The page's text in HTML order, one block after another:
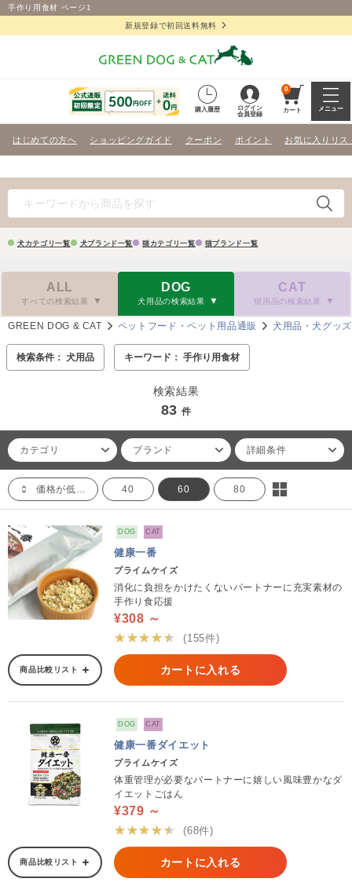
手作り用食材 ページ1
新規登録で初回送料無料
購入履歴
ログイン
会員登録
0
カート メニュー
はじめての方へ ショッピングガイド クーポン ポイント お気に入りリス
犬カテゴリ一覧 犬ブランド一覧 猫カテゴリ一覧 猫ブランド一覧
ALL
すべての検索結果
DOG
犬用品の検索結果
CAT
猫用品の検索結果
GREEN DOG & CAT ペットフード・ペット用品通販 犬用品・犬グッズ
検索条件： 犬用品 キーワード： 手作り用食材
検索結果
83 件
カテゴリ ブランド 詳細条件
価格が低い順 40 60 80
DOG CAT
健康一番
プライムケイズ
消化に負担をかけたくないパートナーに充実素材の
手作り食応援
¥308 ～
★★★★★
(155件)
商品比較リスト カートに入れる
DOG CAT
健康一番ダイエット
プライムケイズ
体重管理が必要なパートナーに嬉しい風味豊かなダ
イエットごはん
¥379 ～
★★★★★
(68件)
商品比較リスト カートに入れる